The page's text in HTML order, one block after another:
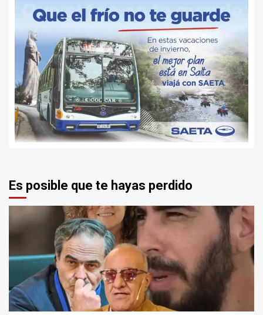
Es posible que te hayas perdido